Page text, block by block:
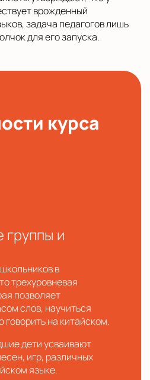
врожденный
задача педагогов лишь
для его запуска.
курса
группы и
в
трехуровневая
позволяет
слов, научиться
говорить на китайском.
дети усваивают
игр, различных
языке.